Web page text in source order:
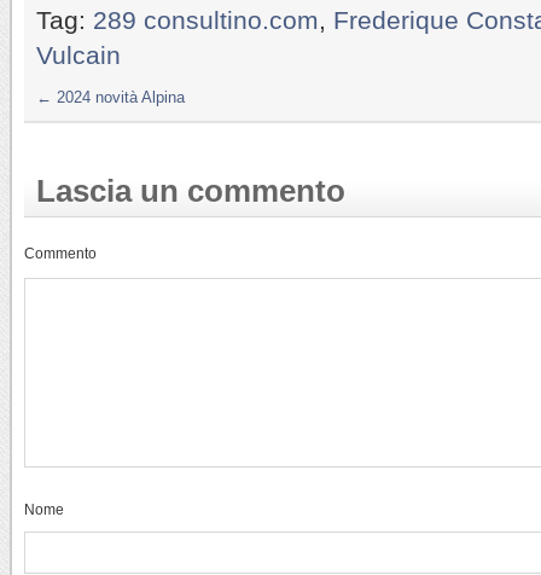
Tag: 289 consultino.com
Frederique
Vulcain
← 2024 novità Alpina
Lascia un commento
Commento
Nome